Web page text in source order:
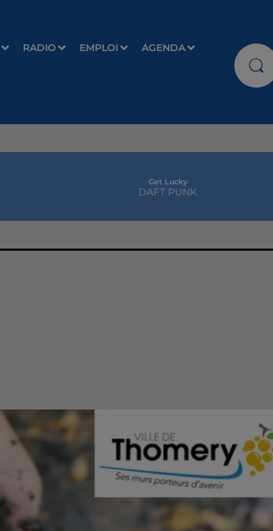
RADIO EMPLOI AGENDA
Get Lucky
DAFT PUNK